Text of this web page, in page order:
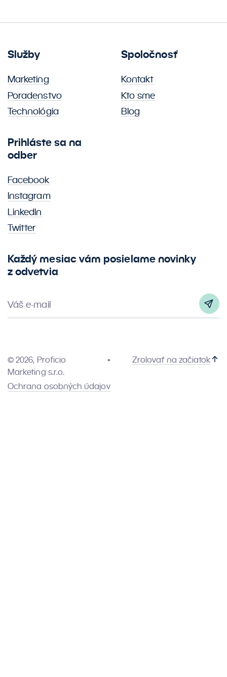
Služby
Marketing
Poradenstvo
Technológia
Spoločnosť
Kontakt
Kto sme
Blog
Prihláste sa na
odber
Facebook
Instagram
LinkedIn
Twitter
Každý mesiac vám posielame novinky
z odvetvia
Váš e-mail
© 2026, Proficio
Marketing s.r.o.
Ochrana osobných údajov
Zrolovať na začiatok